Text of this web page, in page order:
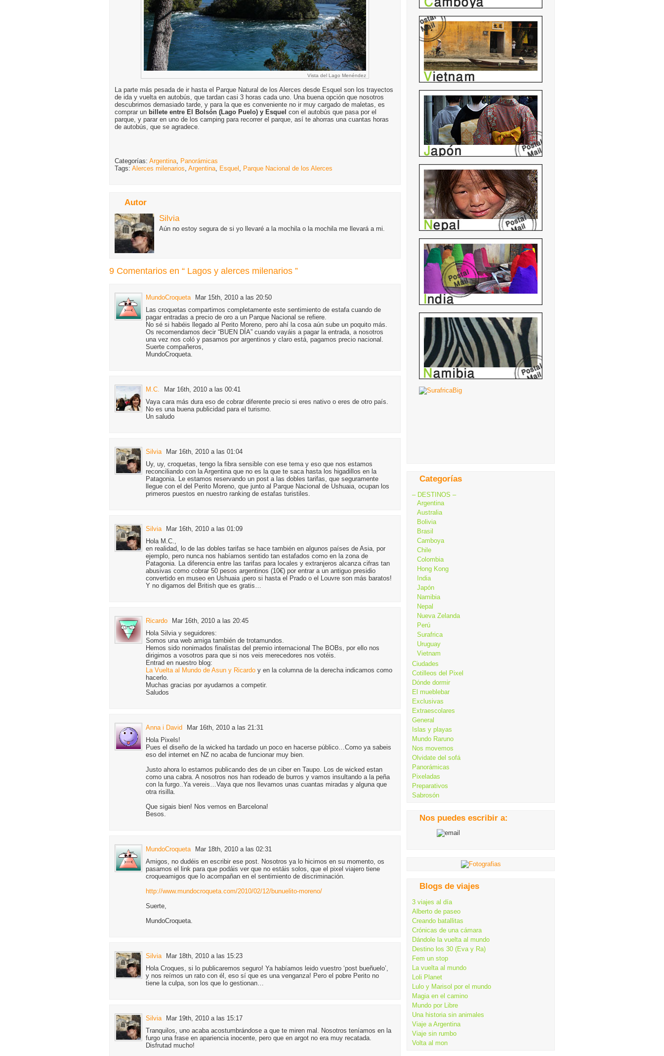
Vista del Lago Menéndez
La parte más pesada de ir hasta el Parque Natural de los Alerces desde Esquel son los trayectos
de ida y vuelta en autobús, que tardan casi 3 horas cada uno. Una buena opción que nosotros
descubrimos demasiado tarde, y para la que es conveniente no ir muy cargado de maletas, es
comprar un billete entre El Bolsón (Lago Puelo) y Esquel con el autobús que pasa por el
parque, y parar en uno de los camping para recorrer el parque, así te ahorras una cuantas horas
de autobús, que se agradece.
Categorías: Argentina, Panorámicas
Tags: Alerces milenarios, Argentina, Esquel , Parque Nacional de los Alerces
Autor
Silvia
Aún no estoy segura de si yo llevaré a la mochila o la mochila me llevará a mi.
9 Comentarios en “ Lagos y alerces milenarios ”
MundoCroqueta
Mar 15th, 2010 a las 20:50
Las croquetas compartimos completamente este sentimiento de estafa cuando de
pagar entradas a precio de oro a un Parque Nacional se refiere.
No sé si habéis llegado al Perito Moreno, pero ahí la cosa aún sube un poquito más.
Os recomendamos decir “BUEN DÍA” cuando vayáis a pagar la entrada, a nosotros
una vez nos coló y pasamos por argentinos y claro está, pagamos precio nacional.
Suerte compañeros,
MundoCroqueta.
M.C.
Mar 16th, 2010 a las 00:41
Vaya cara más dura eso de cobrar diferente precio si eres nativo o eres de otro país.
No es una buena publicidad para el turismo.
Un saludo
Silvia
Mar 16th, 2010 a las 01:04
Uy, uy, croquetas, tengo la fibra sensible con ese tema y eso que nos estamos
reconciliando con la Argentina que no es la que te saca hasta los higadillos en la
Patagonia. Le estamos reservando un post a las dobles tarifas, que seguramente
llegue con el del Perito Moreno, que junto al Parque Nacional de Ushuaia, ocupan los
primeros puestos en nuestro ranking de estafas turistiles.
Silvia
Mar 16th, 2010 a las 01:09
Hola M.C.,
en realidad, lo de las dobles tarifas se hace también en algunos países de Asia, por
ejemplo, pero nunca nos habíamos sentido tan estafados como en la zona de
Patagonia. La diferencia entre las tarifas para locales y extranjeros alcanza cifras tan
abusivas como cobrar 50 pesos argentinos (10€) por entrar a un antiguo presidio
convertido en museo en Ushuaia ¡pero si hasta el Prado o el Louvre son más baratos!
Y no digamos del British que es gratis…
Ricardo
Mar 16th, 2010 a las 20:45
Hola Silvia y seguidores:
Somos una web amiga también de trotamundos.
Hemos sido nonimados finalistas del premio internacional The BOBs, por ello nos
dirigimos a vosotros para que si nos veis merecedores nos votéis.
Entrad en nuestro blog:
La Vuelta al Mundo de Asun y Ricardo y en la columna de la derecha indicamos como
hacerlo.
Muchas gracias por ayudarnos a competir.
Saludos
Anna i David
Mar 16th, 2010 a las 21:31
Hola Pixels!
Pues el diseño de la wicked ha tardado un poco en hacerse público…Como ya sabeis
eso del internet en NZ no acaba de funcionar muy bien.
Justo ahora lo estamos publicando des de un ciber en Taupo. Los de wicked estan
como una cabra. A nosotros nos han rodeado de burros y vamos insultando a la peña
con la furgo..Ya vereis…Vaya que nos llevamos unas cuantas miradas y alguna que
otra risilla.
Que sigais bien! Nos vemos en Barcelona!
Besos.
MundoCroqueta
Mar 18th, 2010 a las 02:31
Amigos, no dudéis en escribir ese post. Nosotros ya lo hicimos en su momento, os
pasamos el link para que podáis ver que no estáis solos, que el pixel viajero tiene
croqueamigos que lo acompañan en el sentimiento de discriminación.
http://www.mundocroqueta.com/2010/02/12/bunuelito-moreno/
Suerte,
MundoCroqueta.
Silvia
Mar 18th, 2010 a las 15:23
Hola Croques, si lo publicaremos seguro! Ya habíamos leido vuestro ‘post bueñuelo’,
y nos reímos un rato con él, eso sí que es una venganza! Pero el pobre Perito no
tiene la culpa, son los que lo gestionan…
Silvia
Mar 19th, 2010 a las 15:17
Tranquilos, uno acaba acostumbrándose a que te miren mal. Nosotros teníamos en la
furgo una frase en apariencia inocente, pero que en argot no era muy recatada.
Disfrutad mucho!
Categorías
– DESTINOS –
Argentina
Australia
Bolivia
Brasil
Camboya
Chile
Colombia
Hong Kong
India
Japón
Namibia
Nepal
Nueva Zelanda
Perú
Surafrica
Uruguay
Vietnam
Ciudades
Cotilleos del Pixel
Dónde dormir
El mueblebar
Exclusivas
Extraescolares
General
Islas y playas
Mundo Raruno
Nos movemos
Olvidate del sofá
Panorámicas
Pixeladas
Preparativos
Sabrosón
Nos puedes escribir a:
Blogs de viajes
3 viajes al día
Alberto de paseo
Creando batallitas
Crónicas de una cámara
Dándole la vuelta al mundo
Destino los 30 (Eva y Ra)
Fem un stop
La vuelta al mundo
Loli Planet
Lulo y Marisol por el mundo
Magia en el camino
Mundo por Libre
Una historia sin animales
Viaje a Argentina
Viaje sin rumbo
Volta al mon